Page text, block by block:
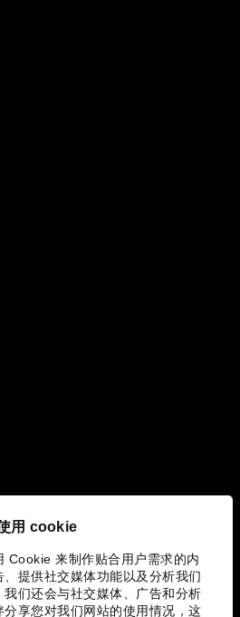
用 cookie
Cookie 来制作贴合用户需求的内
、提供社交媒体功能以及分析我们
我们还会与社交媒体、广告和分析
分享您对我们网站的使用情况，这